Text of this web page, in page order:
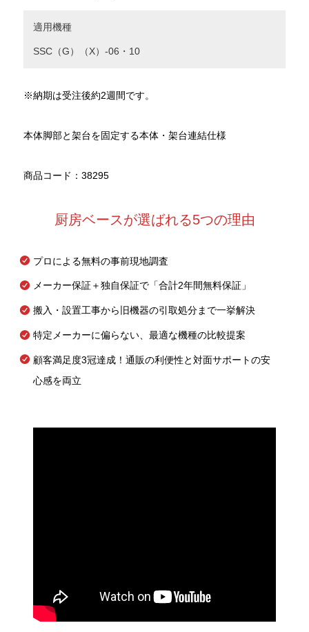
適用機種
SSC（G）（X）-06・10
※納期は受注後約2週間です。
本体脚部と架台を固定する本体・架台連結仕様
商品コード：38295
厨房ベースが選ばれる5つの理由
プロによる無料の事前現地調査
メーカー保証＋独自保証で「合計2年間無料保証」
搬入・設置工事から旧機器の引取処分まで一挙解決
特定メーカーに偏らない、最適な機種の比較提案
顧客満足度3冠達成！通販の利便性と対面サポートの安
心感を両立